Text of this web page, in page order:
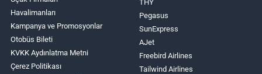
Havalimanları
Kampanya ve Promosyonlar
Otobüs Bileti
KVKK Aydınlatma Metni
Çerez Politikası
THY
Pegasus
SunExpress
AJet
Freebird Airlines
Tailwind Airlines